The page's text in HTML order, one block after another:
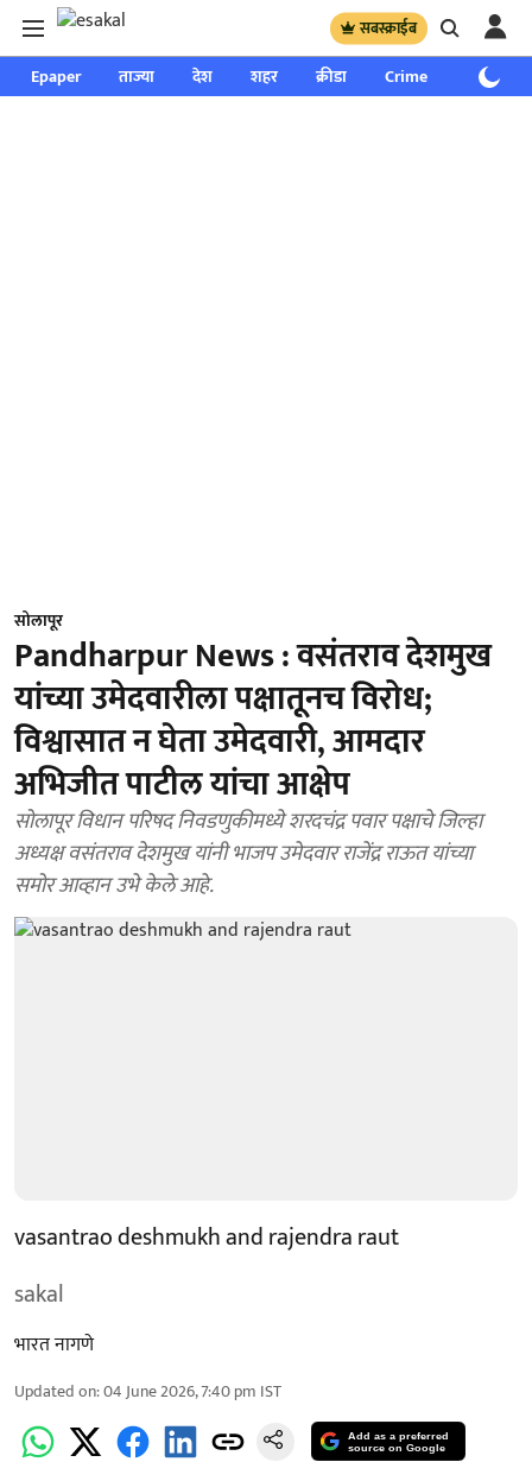
सबस्क्राईब
Epaper ताज्या देश शहर क्रीडा Crime साप्ताहिक
सोलापूर
Pandharpur News : वसंतराव देशमुख
यांच्या उमेदवारीला पक्षातूनच विरोध;
विश्वासात न घेता उमेदवारी, आमदार
अभिजीत पाटील यांचा आक्षेप
सोलापूर विधान परिषद निवडणुकीमध्ये शरदचंद्र पवार पक्षाचे जिल्हा
अध्यक्ष वसंतराव देशमुख यांनी भाजप उमेदवार राजेंद्र राऊत यांच्या
समोर आव्हान उभे केले आहे.
vasantrao deshmukh and rajendra raut
sakal
भारत नागणे
Updated on:04 June 2026, 7:40 pm IST
Add as a preferred
source on Google